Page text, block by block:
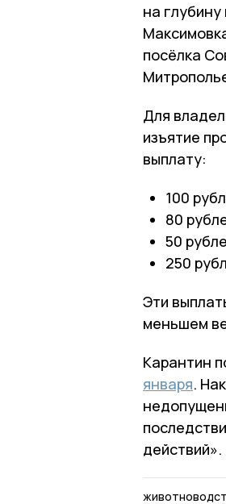
на
посёлка
Для
изъятие
выплату:
100
80
50
250
Эти
меньшем
Карантин
января.
действий».